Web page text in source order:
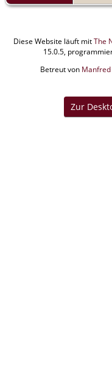
Diese Website läuft mitThe
15.0.5,
Betreut von
Zur